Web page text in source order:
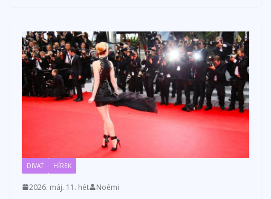
DIVAT HÍREK
2026. máj. 11. hét Noémi